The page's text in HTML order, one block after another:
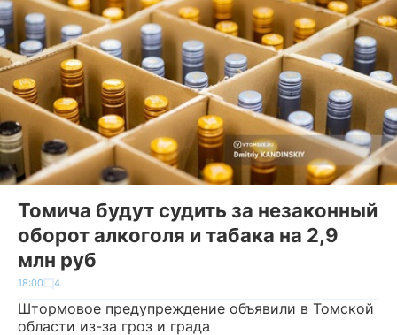
Томича будут судить за незаконный
оборот алкоголя и табака на 2,9
млн руб
18:00 4
Штормовое предупреждение объявили в Томской
области из-за гроз и града